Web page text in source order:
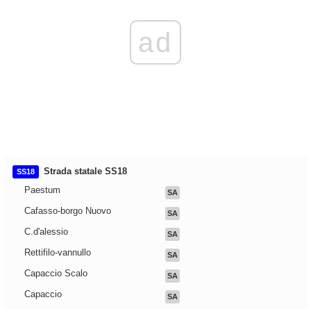
ad
SS18
Strada statale SS18
Paestum
SA
Cafasso-borgo Nuovo SA
C.d'alessio SA
Rettifilo-vannullo SA
Capaccio Scalo SA
Capaccio SA